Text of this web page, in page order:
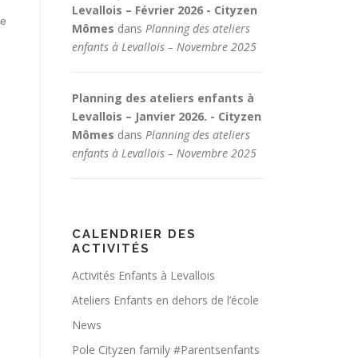
Levallois – Février 2026 - Cityzen
Mômes dans Planning des ateliers
enfants à Levallois – Novembre 2025
Planning des ateliers enfants à
Levallois – Janvier 2026. - Cityzen
Mômes dans Planning des ateliers
enfants à Levallois – Novembre 2025
CALENDRIER DES
ACTIVITÉS
Activités Enfants à Levallois
Ateliers Enfants en dehors de l’école
News
Pole Cityzen family #Parentsenfants